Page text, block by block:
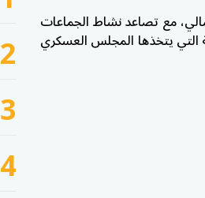
مع تصاعد نشاط الجماعات
التي يتخذها المجلس العسكري 2
3
4